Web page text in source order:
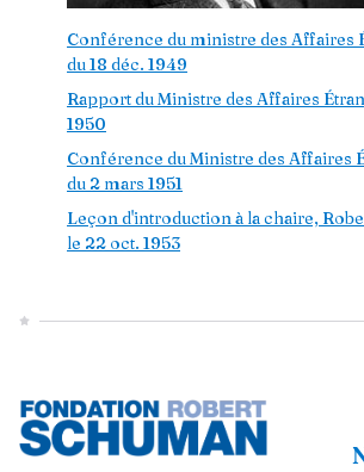
Conférence du ministre des Affaires
du 18 déc. 1949
Rapport du Ministre des Affaires
1950
Conférence du Ministre des Affaires
du 2 mars 1951
Leçon d'introduction à la chaire,
le 22 oct. 1953